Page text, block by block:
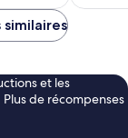
de
et les
de récompenses